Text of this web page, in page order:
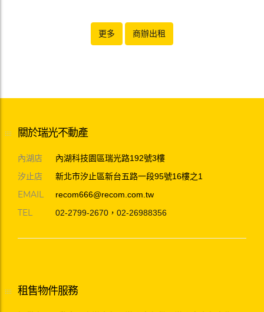
更多 商辦出租
關於瑞光不動產
內湖店 內湖科技園區瑞光路192號3樓
汐止店 新北市汐止區新台五路一段95號16樓之1
EMAIL recom666@recom.com.tw
TEL 02-2799-2670 ， 02-26988356
租售物件服務